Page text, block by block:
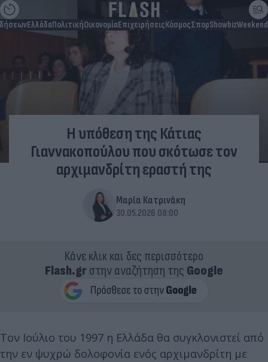
ΕλλάδαΠολιτικήΟικονομίαΕπιχειρήσειςΚόσμοςΣπορShowbizWeekend
Η υπόθεση της Κάτιας
Γιαννακοπούλου που σκότωσε τον
αρχιμανδρίτη εραστή της
Μαρία Κατρινάκη
30.05.2026 08:00
Κάνε κλικ και δες περισσότερο
Flash.grστην αναζήτηση της Google
Τον Ιούλιο του 1997 η Ελλάδα θα συγκλονιστεί από
την εν ψυχρώ δολοφονία ενός αρχιμανδρίτη με